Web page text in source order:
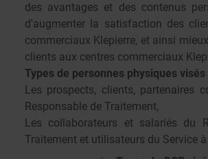
des avantages et des contenus
d'augmenter la satisfaction des
commerciaux Klepierre, et ainsi
clients aux centres commerciaux
Types de personnes physiques visés
Les prospects, clients, partenaires
Responsable de Traitement,
Les collaborateurs et salariés du
Traitement et utilisateurs du Service